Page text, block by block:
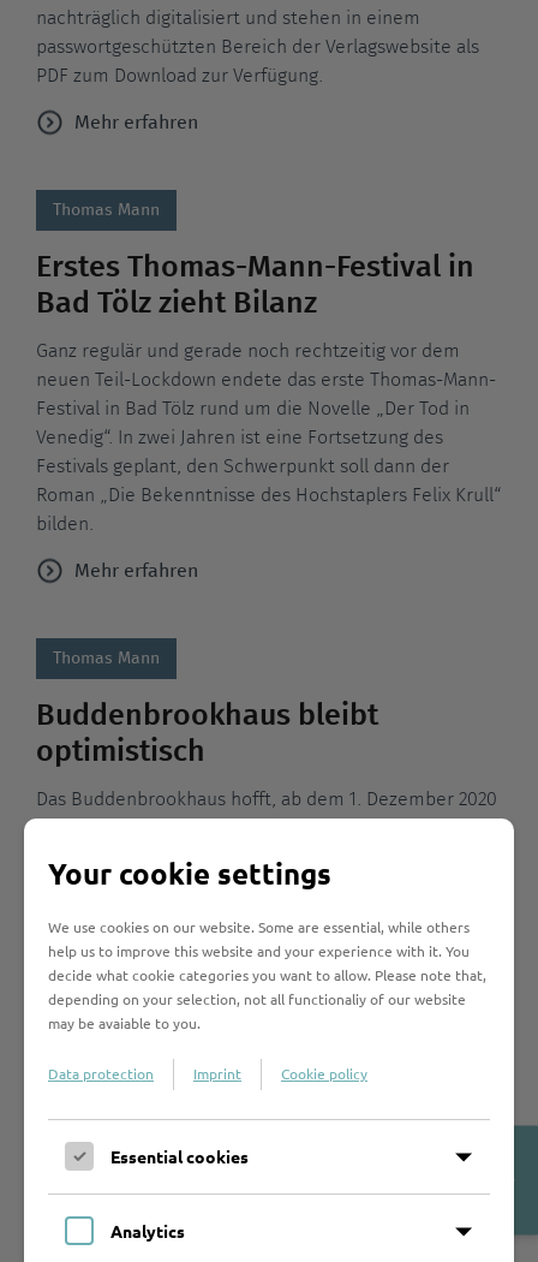
nachträglich digitalisiert und stehen in einem
passwortgeschützten Bereich der Verlagswebsite als
PDF zum Download zur Verfügung.
Mehr erfahren
Thomas Mann
Erstes Thomas-Mann-Festival in
Bad Tölz zieht Bilanz
Ganz regulär und gerade noch rechtzeitig vor dem
neuen Teil-Lockdown endete das erste Thomas-Mann-
Festival in Bad Tölz rund um die Novelle „Der Tod in
Venedig“. In zwei Jahren ist eine Fortsetzung des
Festivals geplant, den Schwerpunkt soll dann der
Roman „Die Bekenntnisse des Hochstaplers Felix Krull“
bilden.
Mehr erfahren
Thomas Mann
Buddenbrookhaus bleibt
optimistisch
Das Buddenbrookhaus hofft, ab dem 1. Dezember 2020
auf der Website des Lübecker Literaturmuseums.
Mehr erfahren
Thomas Mann
Thomas Mann und die Politik:
„Was wir verlangen müssen“
Am 1. Dezember 2020 diskutieren Prof. Dr. Friedhelm
Marx, Vizepräsident der Deutschen Thomas Mann-
Gesellschaft, und der Schweizer Schriftsteller und
Büchner-Preisträger Lukas Bärfuss im
Your cookie settings
We use cookies on our website. Some are essential, while others
help us to improve this website and your experience with it. You
decide what cookie categories you want to allow. Please note that,
depending on your selection, not all functionaliy of our website
may be avaiable to you.
Data protection Imprint Cookie policy
Essential cookies
Analytics
Open
Banner